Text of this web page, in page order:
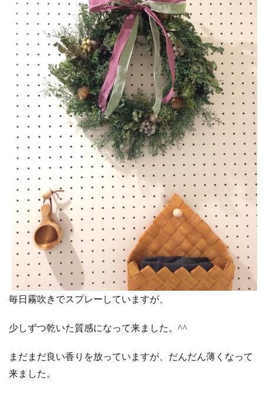
毎日霧吹きでスプレーしていますが、
少しずつ乾いた質感になって来ました。^^
まだまだ良い香りを放っていますが、だんだん薄くなって
来ました。